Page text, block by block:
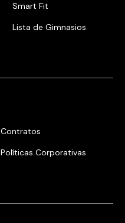
Smart Fit
Lista de Gimnasios
Contratos
Políticas Corporativas